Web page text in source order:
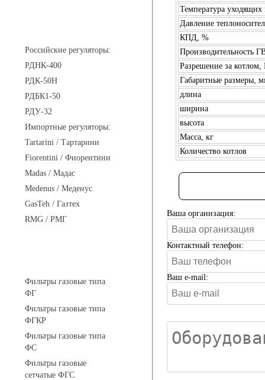
Российские регуляторы:
РДНК-400
РДК-50Н
РДБК1-50
РДУ-32
Импортные регуляторы:
Tartarini / Тартарини
Fiorentini / Фиорентини
Madas / Мадас
Medenus / Меденус
GasTeh / Газтех
RMG / РМГ
Фильтры газовые типа
ФГ
Фильтры газовые типа
ФГКР
Фильтры газовые типа
ФС
Фильтры газовые
сетчатые ФГС
Температура уходящих
Давление
КПД, %
Производительность
Разрешение за котлом,
Габаритные размеры,
длина
ширина
высота
Масса, кг
Количество котлов
Ваша организация:
Контактный телефон:
Ваш e-mail: